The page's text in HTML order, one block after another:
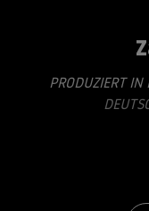
PRODUZIERT IN